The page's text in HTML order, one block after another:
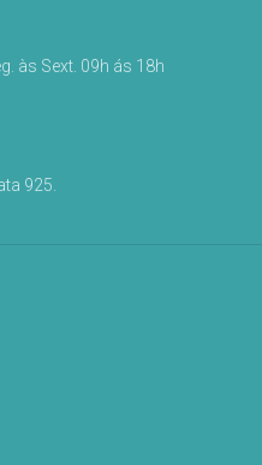
às Sext. 09h ás 18h
925.